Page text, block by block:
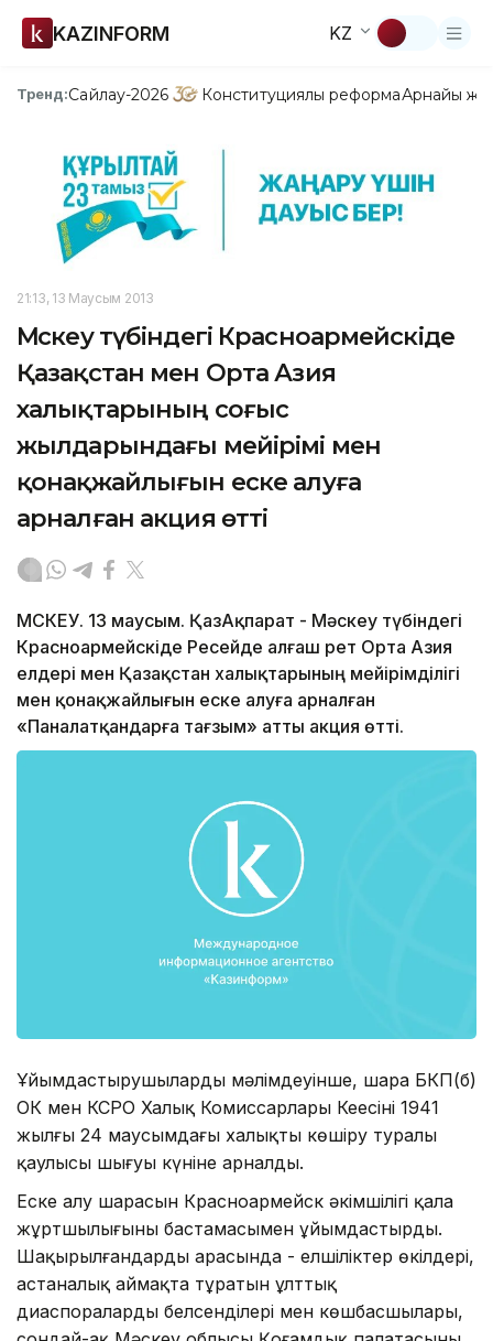
KAZINFORM KZ
Тренд:Сайлау-2026 Конституциялық реформаАрнайы
21:13, 13 Маусым 2013
Мәскеу түбіндегі Красноармейскіде
Қазақстан мен Орта Азия
халықтарының соғыс
жылдарындағы мейірімі мен
қонақжайлығын еске алуға
арналған акция өтті
МӘСКЕУ. 13 маусым. ҚазАқпарат - Мәскеу түбіндегі
Красноармейскіде Ресейде алғаш рет Орта Азия
елдері мен Қазақстан халықтарының мейірімділігі
мен қонақжайлығын еске алуға арналған
«Паналатқандарға тағзым» атты акция өтті.
Ұйымдастырушылардың мәлімдеуінше, шара БКП(б)
ОК мен КСРО Халық Комиссарлары Кеңесінің 1941
жылғы 24 маусымдағы халықты көшіру туралы
қаулысы шығуы күніне арналды.
Еске алу шарасын Красноармейск әкімшілігі қала
жұртшылығының бастамасымен ұйымдастырды.
Шақырылғандардың арасында - елшіліктер өкілдері,
астаналық аймақта тұратын ұлттық
диаспоралардың белсенділері мен көшбасшылары,